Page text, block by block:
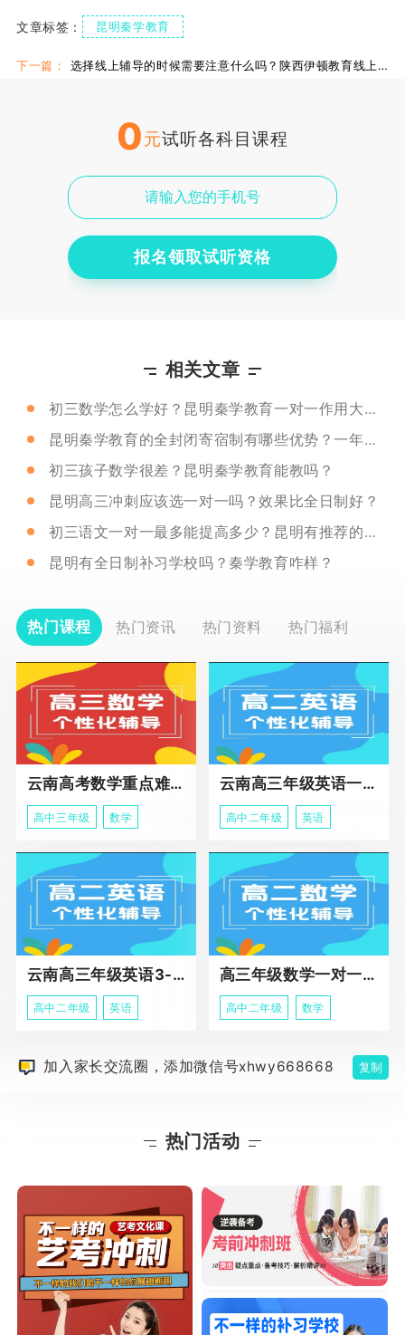
文章标签： 昆明秦学教育
下一篇： 选择线上辅导的时候需要注意什么吗？陕西伊顿教育线上补习怎么样？
0元试听各科目课程
报名领取试听资格
相关文章
初三数学怎么学好？昆明秦学教育一对一作用大吗？
昆明秦学教育的全封闭寄宿制有哪些优势？一年学费多少？
初三孩子数学很差？昆明秦学教育能教吗？
昆明高三冲刺应该选一对一吗？效果比全日制好？
初三语文一对一最多能提高多少？昆明有推荐的机构吗？
昆明有全日制补习学校吗？秦学教育咋样？
热门课程 热门资讯 热门资料 热门福利
云南高考数学重点难点冲刺班
高中三年级 数学
云南高三年级英语一对一个性化辅导基础课程
高中二年级 英语
云南高三年级英语3-5人班组化辅导强化
高中二年级 英语
高三年级数学一对一高阶辅导冲刺课程
高中二年级 数学
加入家长交流圈，添加微信号xhwy668668 复制
热门活动